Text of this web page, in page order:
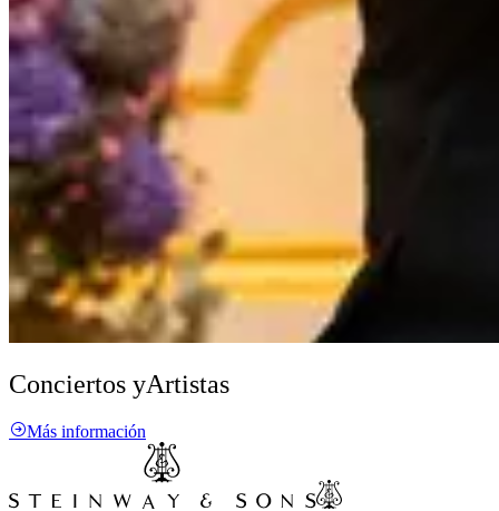
Conciertos yArtistas
Más información